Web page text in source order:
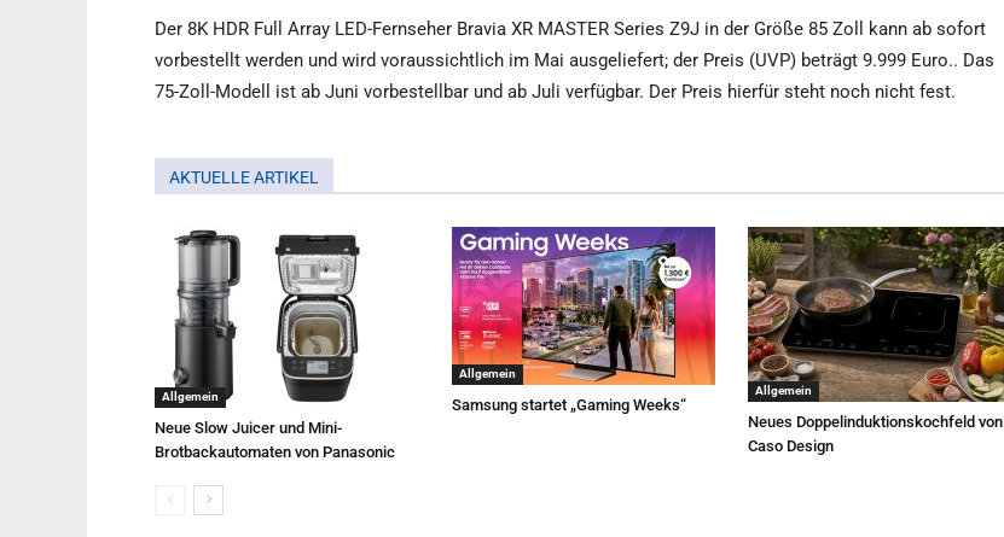
Der 8K HDR Full Array LED-Fernseher Bravia XR MASTER Series Z9J in der Größe 85 Zoll kann ab sofort
vorbestellt werden und wird voraussichtlich im Mai ausgeliefert; der Preis (UVP) beträgt 9.999 Euro.. Das
75-Zoll-Modell ist ab Juni vorbestellbar und ab Juli verfügbar. Der Preis hierfür steht noch nicht fest.
AKTUELLE ARTIKEL
Allgemein
Neue Slow Juicer und Mini-
Brotbackautomaten von Panasonic
Allgemein
Samsung startet „Gaming Weeks“
Allgemein
Neues Doppelinduktionskochfeld von
Caso Design